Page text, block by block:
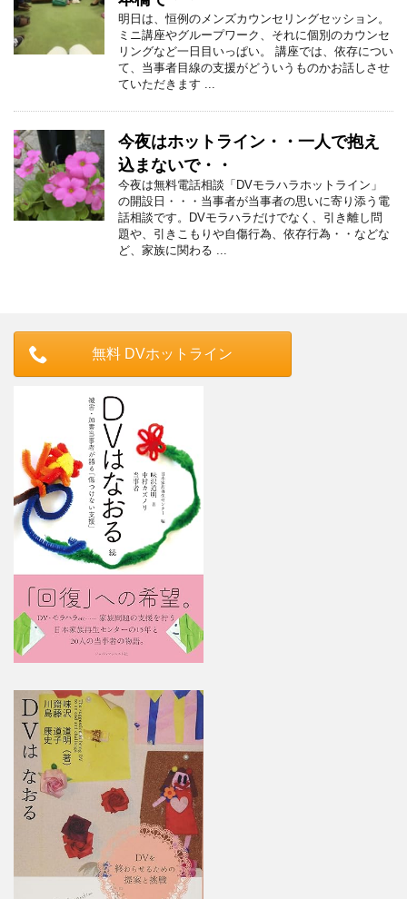
明日は、恒例のメンズカウンセリングセッション。
ミニ講座やグループワーク、それに個別のカウンセ
リングなど一日目いっぱい。 講座では、依存につい
て、当事者目線の支援がどういうものかお話しさせ
ていただきます ...
今夜はホットライン・・一人で抱え
込まないで・・
今夜は無料電話相談「DVモラハラホットライン」
の開設日・・・当事者が当事者の思いに寄り添う電
話相談です。DVモラハラだけでなく、引き離し問
題や、引きこもりや自傷行為、依存行為・・などな
ど、家族に関わる ...
無料 DVホットライン